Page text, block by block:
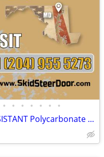
• • • • • • •
SHATTERPROOF & IMPACT-RESISTANT Polycarbonate Skid Steer Door Kits